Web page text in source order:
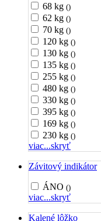
68 kg ()
62 kg ()
70 kg ()
120 kg ()
130 kg ()
135 kg ()
255 kg ()
480 kg ()
330 kg ()
395 kg ()
169 kg ()
230 kg ()
viac...skryť
Závitový indikátor
ÁNO ()
viac...skryť
Kalené lôžko